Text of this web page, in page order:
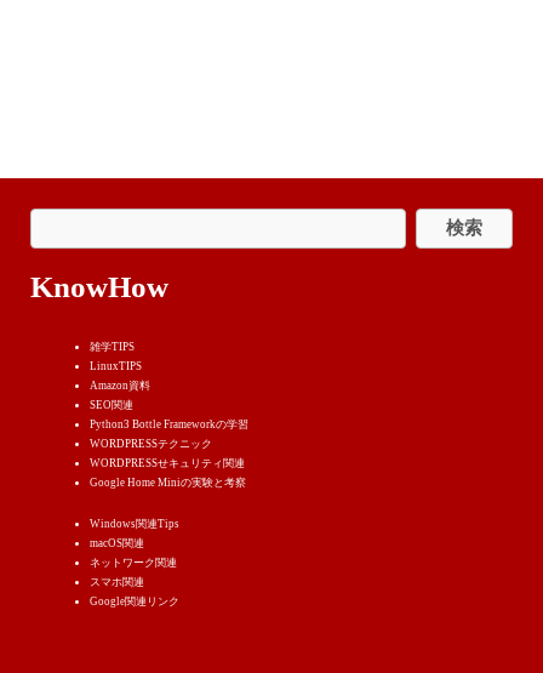
KnowHow
雑学TIPS
LinuxTIPS
Amazon資料
SEO関連
Python3 Bottle Frameworkの学習
WORDPRESSテクニック
WORDPRESSせキュリティ関連
Google Home Miniの実験と考察
Windows関連Tips
macOS関連
ネットワーク関連
スマホ関連
Google関連リンク